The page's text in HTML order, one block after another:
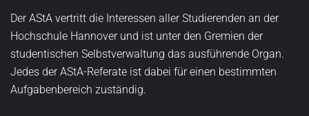
Der AStA vertritt die Interessen aller Studierenden an der
Hochschule Hannover und ist unter den Gremien der
studentischen Selbstverwaltung das ausführende Organ.
Jedes der AStA-Referate ist dabei für einen bestimmten
Aufgabenbereich zuständig.